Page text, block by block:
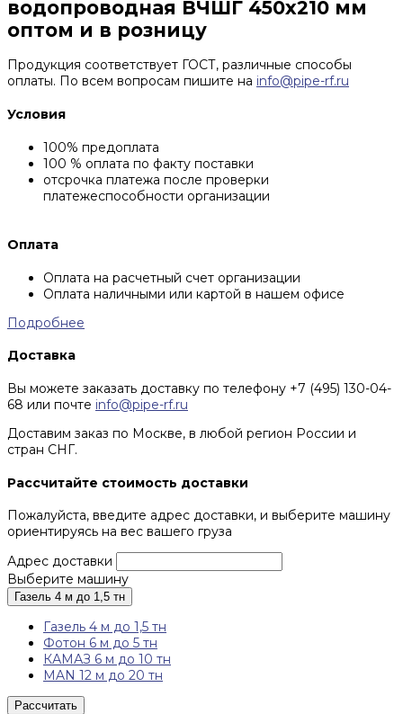
водопроводная ВЧШГ 450х210 мм
оптом и в розницу
Продукция соответствует ГОСТ, различные способы
оплаты. По всем вопросам пишите на info@pipe-rf.ru
Условия
100% предоплата
100 % оплата по факту поставки
отсрочка платежа после проверки
платежеспособности организации
Оплата
Оплата на расчетный счет организации
Оплата наличными или картой в нашем офисе
Подробнее
Доставка
Вы можете заказать доставку по телефону +7 (495) 130-04-
68 или почте info@pipe-rf.ru
Доставим заказ по Москве, в любой регион России и
стран СНГ.
Рассчитайте стоимость доставки
Пожалуйста, введите адрес доставки, и выберите машину
ориентируясь на вес вашего груза
Адрес доставки
Выберите машину
Газель 4 м до 1,5 тн
Газель 4 м до 1,5 тн
Фотон 6 м до 5 тн
КАМАЗ 6 м до 10 тн
MAN 12 м до 20 тн
Рассчитать